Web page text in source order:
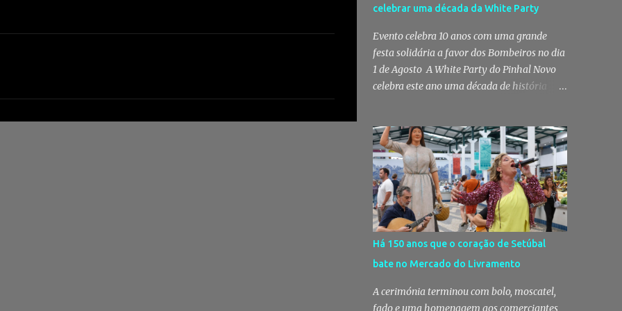
Posto Territorial de Pinhal Novo. Segundo a
GNR, "no âmbito de uma ação de
patrulhamento, os militares da Guarda
detetaram uma viatura estacionada num
local referenciado pela prática de furtos e
diligências policiais. Foi no decorrer dessas
ações que os militares localizaram um
suspeito no interior de um edifício público.
Apanhado em flagrante De ...
celebrar uma década da White Party
Evento celebra 10 anos com uma grande
festa solidária a favor dos Bombeiros no dia
1 de Agosto A White Party do Pinhal Novo
celebra este ano uma década de história
Maria dos Santos volta a vestir-se de branco
para receber milhares de pessoas numa
noite de música, reencontros e
solidariedade, em que parte das receitas
reverterá para a Associação Humanitária
dos Bombeiros Voluntários do Pinhal Novo,
reforçando o espírito comunitário que
sempre distinguiu este evento. O branco é a
cor essencial da festa de 1 de Agosto no
Pinhal Novo 10 anos depois da primeira
edição, a White Party continua a ser muito
Há 150 anos que o coração de Setúbal
bate no Mercado do Livramento
A cerimónia terminou com bolo, moscatel,
fado e uma homenagem aos comerciantes